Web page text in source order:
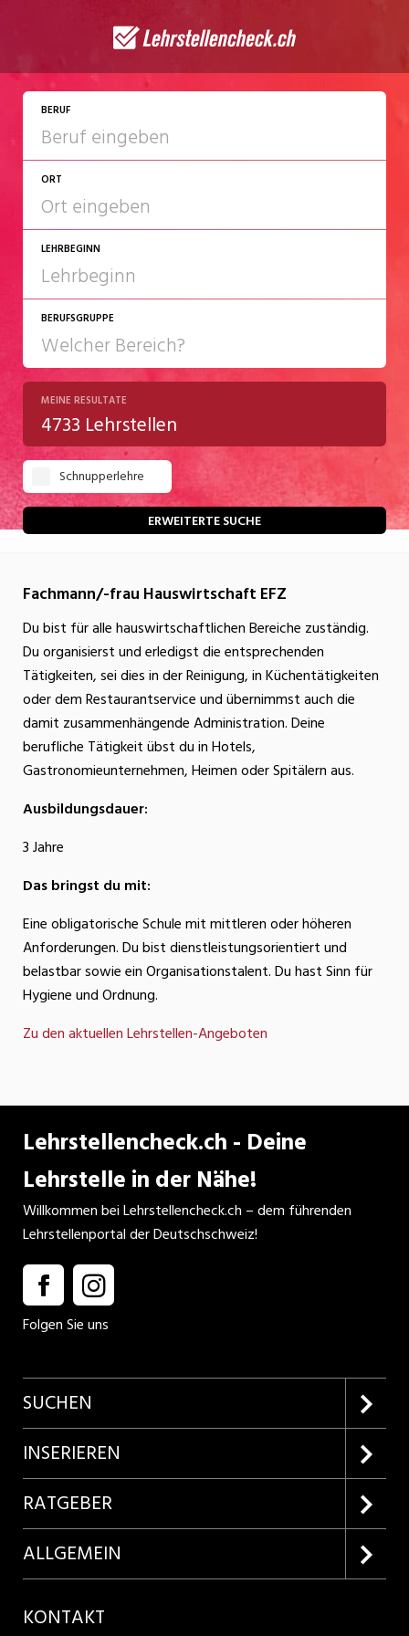
BERUF
ORT
LEHRBEGINN
2027
2028
BERUFSGRUPPE
Chemie/Pharma
Gastgewerbe
Gesundheit/Pflege/Soziales
Handwerk/Technik
Kultur
Nahrung
Natur
Verkehr/Logistik
Wirtschaft/Verwaltung
MEINE RESULTATE
4733 Lehrstellen
Schnupperlehre
ERWEITERTE SUCHE
Fachmann/-frau Hauswirtschaft EFZ
Du bist für alle hauswirtschaftlichen Bereiche zuständig.
Du organisierst und erledigst die entsprechenden
Tätigkeiten, sei dies in der Reinigung, in Küchentätigkeiten
oder dem Restaurantservice und übernimmst auch die
damit zusammenhängende Administration. Deine
berufliche Tätigkeit übst du in Hotels,
Gastronomieunternehmen, Heimen oder Spitälern aus.
Ausbildungsdauer:
3 Jahre
Das bringst du mit:
Eine obligatorische Schule mit mittleren oder höheren
Anforderungen. Du bist dienstleistungsorientiert und
belastbar sowie ein Organisationstalent. Du hast Sinn für
Hygiene und Ordnung.
Zu den aktuellen Lehrstellen-Angeboten
Lehrstellencheck.ch - Deine
Lehrstelle in der Nähe!
Willkommen bei Lehrstellencheck.ch – dem führenden
Lehrstellenportal der Deutschschweiz!
Folgen Sie uns
SUCHEN
Firmenprofile entdecken
Lehrstellen suchen
INSERIEREN
Kundenlogin
Inserieren
Produkte
RATGEBER
Lehrberufe entdecken
ALLGEMEIN
KONTAKT